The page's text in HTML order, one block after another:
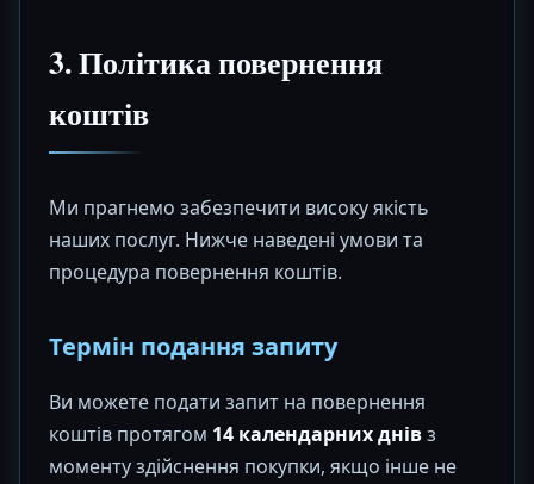
3. Політика повернення
коштів
Ми прагнемо забезпечити високу якість
наших послуг. Нижче наведені умови та
процедура повернення коштів.
Термін подання запиту
Ви можете подати запит на повернення
коштів протягом 14 календарних днівз
моменту здійснення покупки, якщо інше не